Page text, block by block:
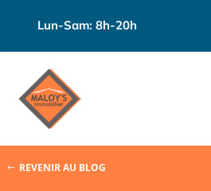
Lun-Sam: 8h-20h
REVENIR AU BLOG